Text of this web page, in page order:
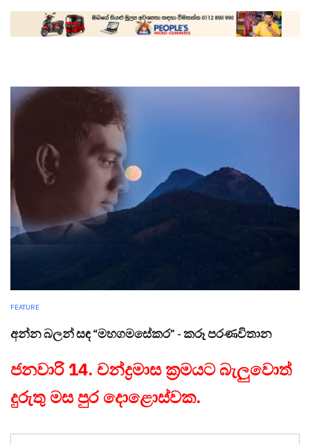
FEATURE
අන්න බලන් සඳ “මහගමසේකර” - කරූ පරණවිතාන
ජනවාරි 14. චන්ද්‍රමාස ක්‍රමයට බැලුවොත්
දුරුතු මස පුර දොළොස්වක.